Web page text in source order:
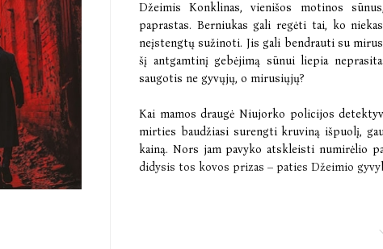
Džeimis Konklinas, vienišos motinos
paprastas. Berniukas gali regėti tai, ko
neįstengtų sužinoti. Jis gali bendrauti su
šį antgamtinį gebėjimą sūnui liepia
saugotis ne gyvųjų, o mirusiųjų?
Kai mamos draugė Niujorko policijos
mirties baudžiasi surengti kruviną išpuolį,
kainą. Nors jam pavyko atskleisti numirėlio
didysis tos kovos prizas – paties Džeimio
Naujausias Stepheno Kingo romanas „Vėliau“